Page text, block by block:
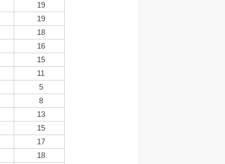
19
19
18
16
15
11
5
8
13
15
17
18